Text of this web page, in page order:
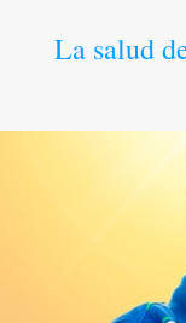
La salud